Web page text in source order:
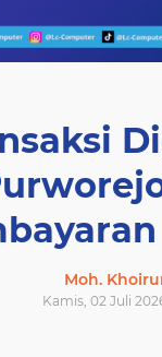
Moh.
Kamis, 02 Juli